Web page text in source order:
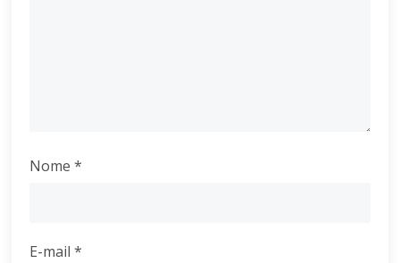
Nome*
E-mail*